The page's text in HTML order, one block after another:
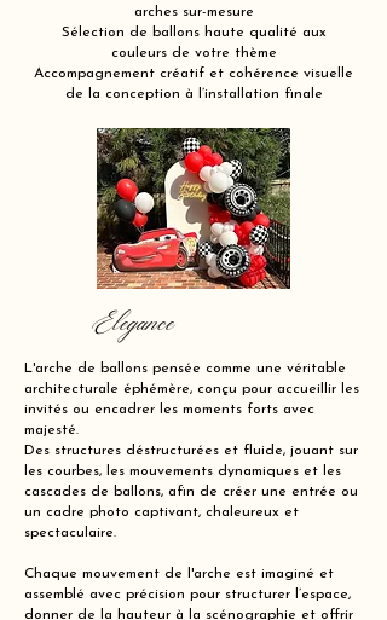
arches sur-mesure
Sélection de ballons haute qualité aux
couleurs de votre thème
Accompagnement créatif et cohérence visuelle
de la conception à l’installation finale
Elegance
L'arche de ballons pensée comme une véritable
architecturale éphémère, conçu pour accueillir les
invités ou encadrer les moments forts avec
majesté.
Des structures déstructurées et fluide, jouant sur
les courbes, les mouvements dynamiques et les
cascades de ballons, afin de créer une entrée ou
un cadre photo captivant, chaleureux et
spectaculaire.
Chaque mouvement de l'arche est imaginé et
assemblé avec précision pour structurer l’espace,
donner de la hauteur à la scénographie et offrir